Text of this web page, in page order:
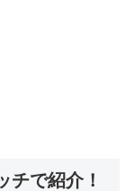
チで紹介！